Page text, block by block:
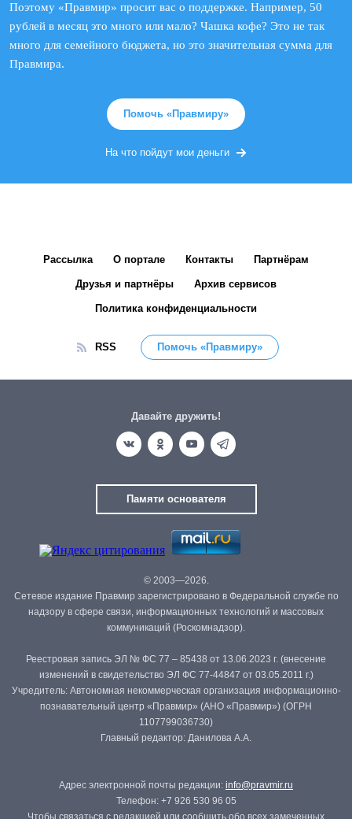
Поэтому «Правмир» просит вас о поддержке. Например, 50
рублей в месяц это много или мало? Чашка кофе? Это не так
много для семейного бюджета, но это значительная сумма для
Правмира.
Помочь «Правмиру»
На что пойдут мои деньги
Рассылка О портале Контакты Партнёрам
Друзья и партнёры Архив сервисов
Политика конфиденциальности
RSS Помочь «Правмиру»
Давайте дружить!
Памяти основателя
© 2003—2026.
Сетевое издание Правмир зарегистрировано в Федеральной службе по
надзору в сфере связи, информационных технологий и массовых
коммуникаций (Роскомнадзор).
Реестровая запись ЭЛ № ФС 77 – 85438 от 13.06.2023 г. (внесение
изменений в свидетельство ЭЛ ФС 77-44847 от 03.05.2011 г.)
Учредитель: Автономная некоммерческая организация информационно-
познавательный центр «Правмир» (АНО «Правмир») (ОГРН
1107799036730)
Главный редактор: Данилова А.А.
Адрес электронной почты редакции: info@pravmir.ru
Телефон: +7 926 530 96 05
Чтобы связаться с редакцией или сообщить обо всех замеченных